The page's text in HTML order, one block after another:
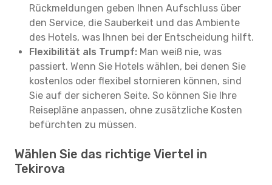
Rückmeldungen geben Ihnen Aufschluss über
den Service, die Sauberkeit und das Ambiente
des Hotels, was Ihnen bei der Entscheidung hilft.
Flexibilität als Trumpf: Man weiß nie, was
passiert. Wenn Sie Hotels wählen, bei denen Sie
kostenlos oder flexibel stornieren können, sind
Sie auf der sicheren Seite. So können Sie Ihre
Reisepläne anpassen, ohne zusätzliche Kosten
befürchten zu müssen.
Wählen Sie das richtige Viertel in
Tekirova